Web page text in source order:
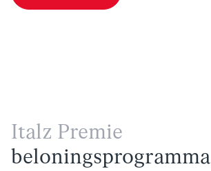
Italz Premie
beloningsprogramma